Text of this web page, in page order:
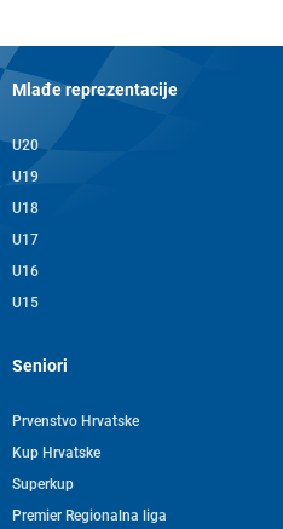
Mlađe reprezentacije
U20
U19
U18
U17
U16
U15
Seniori
Prvenstvo Hrvatske
Kup Hrvatske
Superkup
Premier Regionalna liga